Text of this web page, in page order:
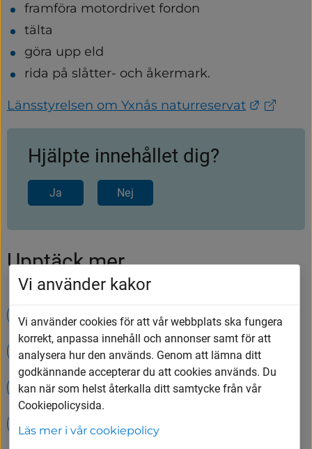
framföra motordrivet fordon
tälta
göra upp eld
rida på slåtter- och åkermark.
Länsstyrelsen om Yxnås naturreservat Länk
Hjälpte innehållet dig?
Ja Nej
Upptäck mer
Öppettider på Tumbergs ÅVC
Lindbladskolan
Hämtning av ditt hushållsavfall
Lediga jobb i Vårgårda kommun
Vi använder kakor
Vi använder cookies för att vår webbplats ska fungera
korrekt, anpassa innehåll och annonser samt för att
analysera hur den används. Genom att lämna ditt
godkännande accepterar du att cookies används. Du
kan när som helst återkalla ditt samtycke från vår
Cookiepolicysida.
Läs mer i vår cookiepolicy